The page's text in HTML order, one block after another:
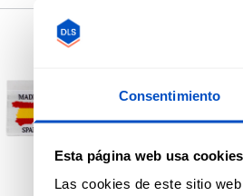
Consentimiento
Esta página web usa cookies
Las cookies de este sitio
Elige entre nuestra
Listas para enviar tras
pedido.